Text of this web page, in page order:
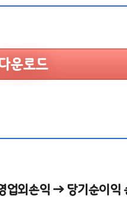
운로드
외손익 → 당기순이익